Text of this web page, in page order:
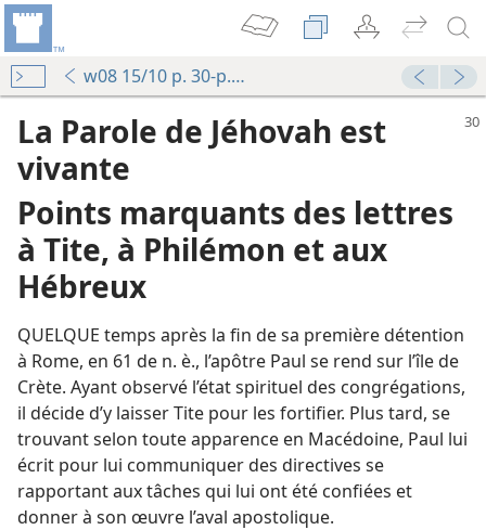
w08 15/10 p. 30-p. 32 § 11
La Parole de Jéhovah est
vivante
Points marquants des lettres
à Tite, à Philémon et aux
Hébreux
QUELQUE temps après la fin de sa première détention
à Rome, en 61 de n. è., l’apôtre Paul se rend sur l’île de
Crète. Ayant observé l’état spirituel des congrégations,
il décide d’y laisser Tite pour les fortifier. Plus tard, se
trouvant selon toute apparence en Macédoine, Paul lui
écrit pour lui communiquer des directives se
rapportant aux tâches qui lui ont été confiées et
donner à son œuvre l’aval apostolique.